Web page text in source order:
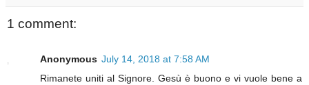
1 comment:
Anonymous July 14, 2018 at 7:58 AM
Rimanete uniti al Signore. Gesù è buono e vi vuole bene a